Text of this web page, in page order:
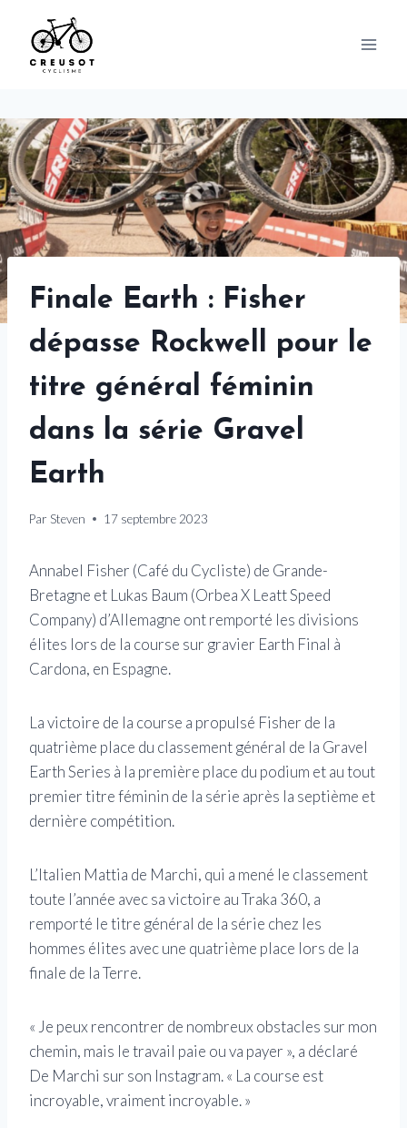
content
Finale Earth : Fisher
dépasse Rockwell pour le
titre général féminin
dans la série Gravel
Earth
Par Steven 17 septembre 2023
Annabel Fisher (Café du Cycliste) de Grande-
Bretagne et Lukas Baum (Orbea X Leatt Speed ​​
Company) d’Allemagne ont remporté les divisions
élites lors de la course sur gravier Earth Final à
Cardona, en Espagne.
La victoire de la course a propulsé Fisher de la
quatrième place du classement général de la Gravel
Earth Series à la première place du podium et au tout
premier titre féminin de la série après la septième et
dernière compétition.
L’Italien Mattia de Marchi, qui a mené le classement
toute l’année avec sa victoire au Traka 360, a
remporté le titre général de la série chez les
hommes élites avec une quatrième place lors de la
finale de la Terre.
« Je peux rencontrer de nombreux obstacles sur mon
chemin, mais le travail paie ou va payer », a déclaré
De Marchi sur son Instagram. « La course est
incroyable, vraiment incroyable. »